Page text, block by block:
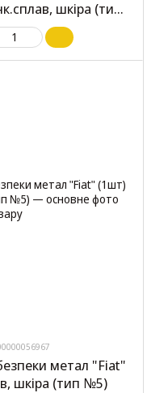
шкіра (тип
метал "Fiat"
шкіра (тип №5)